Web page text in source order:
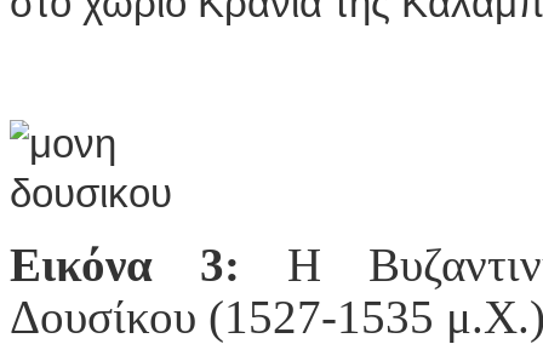
Εικόνα 3: Η
Δουσίκου (1527-1535